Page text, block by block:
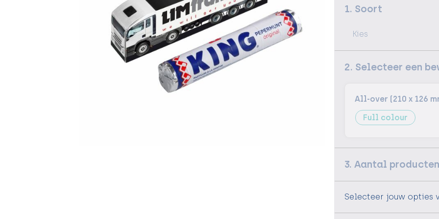
1. Soort
2. Selecteer een
All-over (210 x 126
Full colour
3. Aantal producten
Selecteer jouw opties